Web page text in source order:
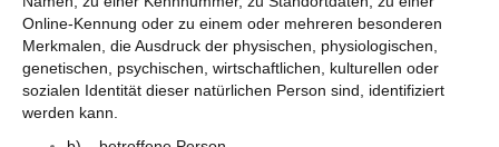
Online-Kennung oder zu einem oder mehreren besonderen
Merkmalen, die Ausdruck der physischen, physiologischen,
genetischen, psychischen, wirtschaftlichen, kulturellen oder
sozialen Identität dieser natürlichen Person sind, identifiziert
werden kann.